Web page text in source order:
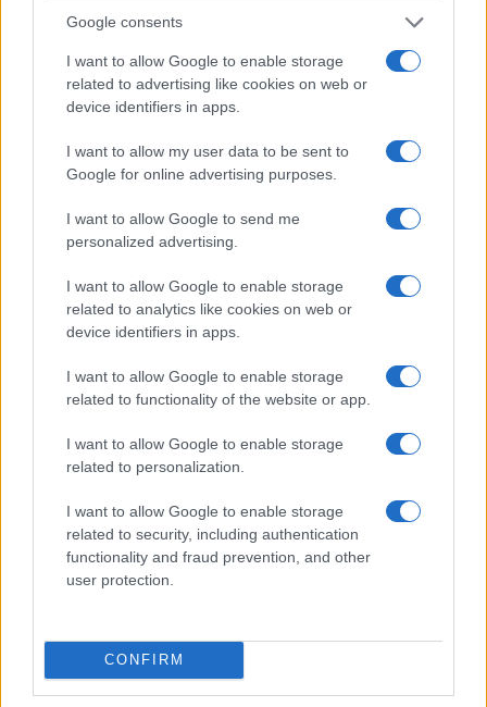
Google consents
I want to allow Google to enable storage
related to advertising like cookies on web or
device identifiers in apps.
I want to allow my user data to be sent to
Google for online advertising purposes.
I want to allow Google to send me
personalized advertising.
I want to allow Google to enable storage
related to analytics like cookies on web or
device identifiers in apps.
I want to allow Google to enable storage
related to functionality of the website or app.
I want to allow Google to enable storage
related to personalization.
I want to allow Google to enable storage
related to security, including authentication
functionality and fraud prevention, and other
user protection.
CONFIRM
Óriási meglepetés várta a Hapoel Tel-
Aviv szurkolóit Miskolcon